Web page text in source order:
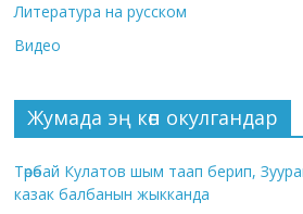
Литература на русском
Видео
Жумада эң көп окулгандар
Төрөбай Кулатов шым таап берип,
казак балбанын жыкканда